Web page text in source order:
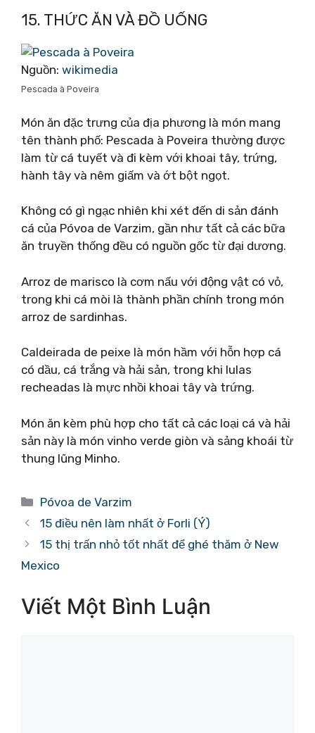
15. THỨC ĂN VÀ ĐỒ UỐNG
Nguồn: wikimedia
Pescada à Poveira
Món ăn đặc trưng của địa phương là món mang
tên thành phố: Pescada à Poveira thường được
làm từ cá tuyết và đi kèm với khoai tây, trứng,
hành tây và nêm giấm và ớt bột ngọt.
Không có gì ngạc nhiên khi xét đến di sản đánh
cá của Póvoa de Varzim, gần như tất cả các bữa
ăn truyền thống đều có nguồn gốc từ đại dương.
Arroz de marisco là cơm nấu với động vật có vỏ,
trong khi cá mòi là thành phần chính trong món
arroz de sardinhas.
Caldeirada de peixe là món hầm với hỗn hợp cá
có dầu, cá trắng và hải sản, trong khi lulas
recheadas là mực nhồi khoai tây và trứng.
Món ăn kèm phù hợp cho tất cả các loại cá và hải
sản này là món vinho verde giòn và sảng khoái từ
thung lũng Minho.
Danh
mục
Póvoa de Varzim
15 điều nên làm nhất ở Forli (Ý)
15 thị trấn nhỏ tốt nhất để ghé thăm ở New
Mexico
Viết Một Bình Luận